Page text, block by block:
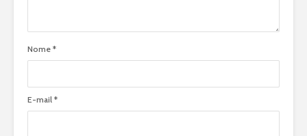
Nome *
E-mail *